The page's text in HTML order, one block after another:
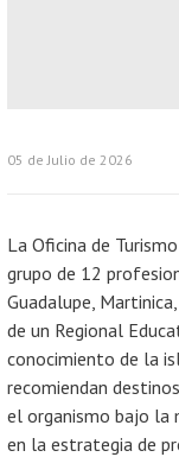
05 de Julio de 2026
La Oficina de
grupo de 12
Guadalupe,
de un Regional
conocimiento de la
recomiendan
el organismo bajo la
en la estrategia de